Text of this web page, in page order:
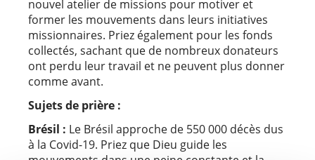
nouvel atelier de missions pour motiver et
former les mouvements dans leurs initiatives
missionnaires. Priez également pour les fonds
collectés, sachant que de nombreux donateurs
ont perdu leur travail et ne peuvent plus donner
comme avant.
Sujets de prière :
Brésil : Le Brésil approche de 550 000 décès dus
à la Covid-19. Priez que Dieu guide les